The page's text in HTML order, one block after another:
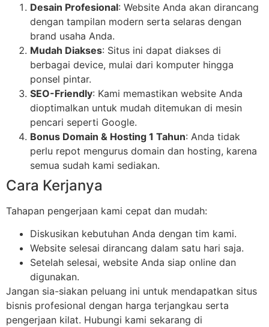
Desain Profesional: Website Anda akan dirancang
dengan tampilan modern serta selaras dengan
brand usaha Anda.
Mudah Diakses: Situs ini dapat diakses di
berbagai device, mulai dari komputer hingga
ponsel pintar.
SEO-Friendly: Kami memastikan website Anda
dioptimalkan untuk mudah ditemukan di mesin
pencari seperti Google.
Bonus Domain & Hosting 1 Tahun: Anda tidak
perlu repot mengurus domain dan hosting, karena
semua sudah kami sediakan.
Cara Kerjanya
Tahapan pengerjaan kami cepat dan mudah:
Diskusikan kebutuhan Anda dengan tim kami.
Website selesai dirancang dalam satu hari saja.
Setelah selesai, website Anda siap online dan
digunakan.
Jangan sia-siakan peluang ini untuk mendapatkan situs
bisnis profesional dengan harga terjangkau serta
pengerjaan kilat. Hubungi kami sekarang di